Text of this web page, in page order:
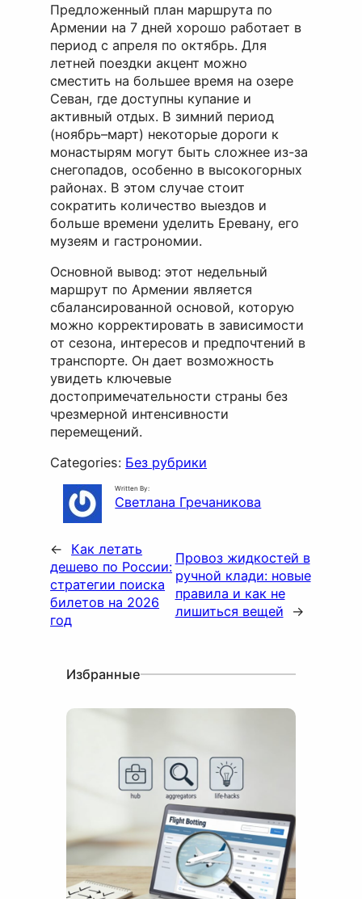
Предложенный план маршрута по
Армении на 7 дней хорошо работает в
период с апреля по октябрь. Для
летней поездки акцент можно
сместить на большее время на озере
Севан, где доступны купание и
активный отдых. В зимний период
(ноябрь–март) некоторые дороги к
монастырям могут быть сложнее из-за
снегопадов, особенно в высокогорных
районах. В этом случае стоит
сократить количество выездов и
больше времени уделить Еревану, его
музеям и гастрономии.
Основной вывод: этот недельный
маршрут по Армении является
сбалансированной основой, которую
можно корректировать в зависимости
от сезона, интересов и предпочтений в
транспорте. Он дает возможность
увидеть ключевые
достопримечательности страны без
чрезмерной интенсивности
перемещений.
Categories: Без рубрики
Written By:
Светлана Гречаникова
←
Как летать
дешево по России:
стратегии поиска
билетов на 2026
год
Провоз жидкостей в
ручной клади: новые
правила и как не
лишиться вещей
→
Избранные